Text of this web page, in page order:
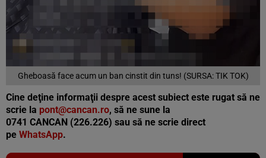
Gheboasă face acum un ban cinstit din tuns! (SURSA: TIK TOK)
Cine deţine informaţii despre acest subiect este rugat să ne
scrie la pont@cancan.ro, să ne sune la
0741 CANCAN (226.226) sau să ne scrie direct
pe WhatsApp.